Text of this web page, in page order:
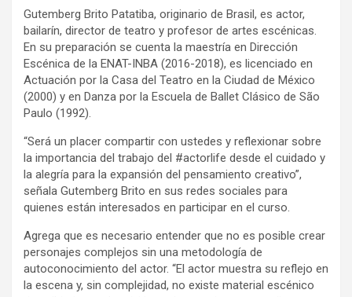
Gutemberg Brito Patatiba, originario de Brasil, es actor,
bailarín, director de teatro y profesor de artes escénicas.
En su preparación se cuenta la maestría en Dirección
Escénica de la ENAT-INBA (2016-2018), es licenciado en
Actuación por la Casa del Teatro en la Ciudad de México
(2000) y en Danza por la Escuela de Ballet Clásico de São
Paulo (1992).
“Será un placer compartir con ustedes y reflexionar sobre
la importancia del trabajo del #actorlife desde el cuidado y
la alegría para la expansión del pensamiento creativo”,
señala Gutemberg Brito en sus redes sociales para
quienes están interesados en participar en el curso.
Agrega que es necesario entender que no es posible crear
personajes complejos sin una metodología de
autoconocimiento del actor. “El actor muestra su reflejo en
la escena y, sin complejidad, no existe material escénico